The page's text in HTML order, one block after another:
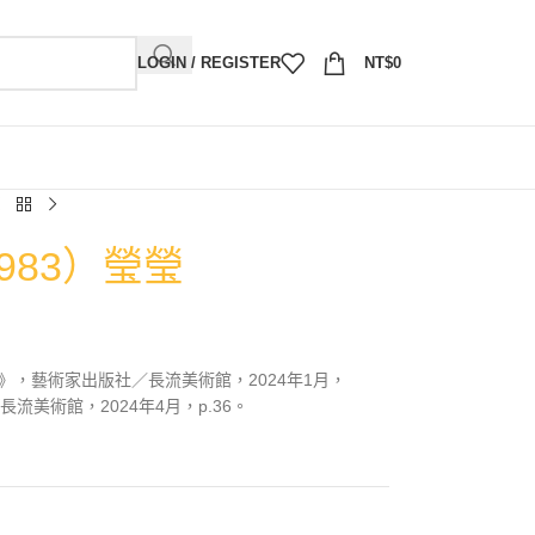
LOGIN / REGISTER NT$0
）瑩瑩
，藝術家出版社／長流美術館，2024年1月，
流美術館，2024年4月，p.36。